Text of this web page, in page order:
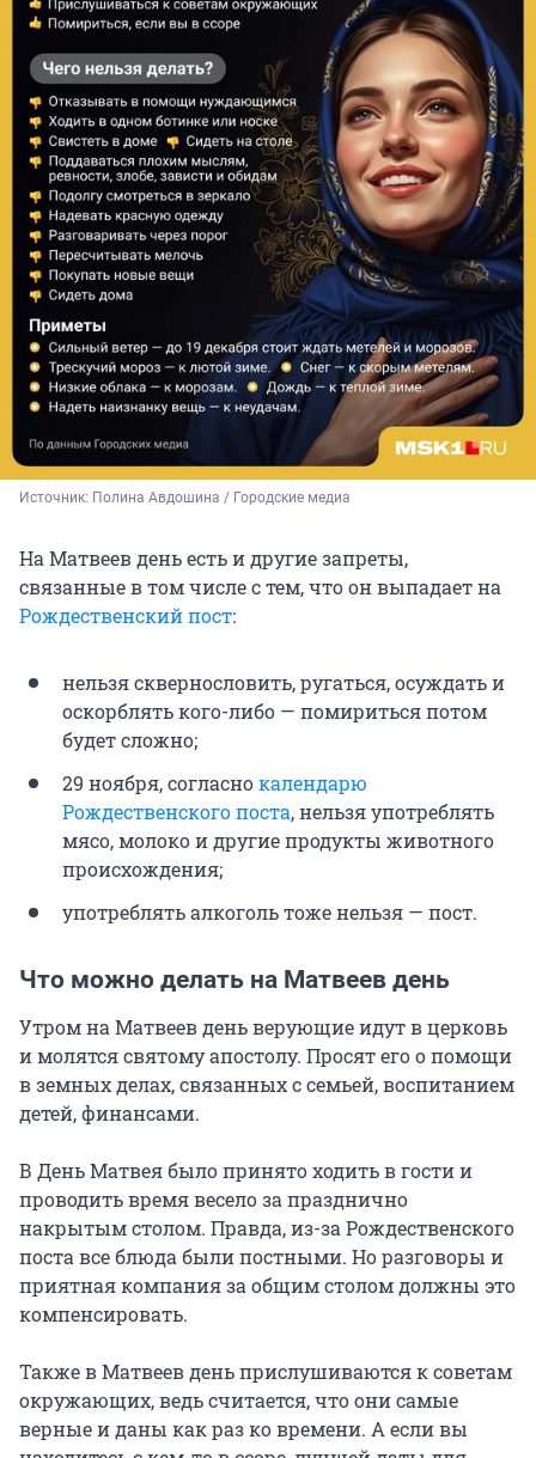
Источник: Полина Авдошина / Городские медиа
На Матвеев день есть и другие запреты,
связанные в том числе с тем, что он выпадает на
Рождественский пост:
нельзя сквернословить, ругаться, осуждать и
оскорблять кого-либо — помириться потом
будет сложно;
29 ноября, согласнокалендарю
Рождественского поста, нельзя употреблять
мясо, молоко и другие продукты животного
происхождения;
употреблять алкоголь тоже нельзя — пост.
Что можно делать на Матвеев день
Утром на Матвеев день верующие идут в церковь
и молятся святому апостолу. Просят его о помощи
в земных делах, связанных с семьей, воспитанием
детей, финансами.
В День Матвея было принято ходить в гости и
проводить время весело за празднично
накрытым столом. Правда, из-за Рождественского
поста все блюда были постными. Но разговоры и
приятная компания за общим столом должны это
компенсировать.
Также в Матвеев день прислушиваются к советам
окружающих, ведь считается, что они самые
верные и даны как раз ко времени. А если вы